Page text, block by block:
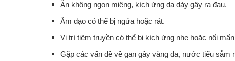
Ăn không ngon miệng, kích ứng dạ dày gây ra đau.
Âm đạo có thể bị ngứa hoặc rát.
Vị trí tiêm truyền có thể bị kích ứng nhẹ hoặc nổi
Gặp các vấn đề về gan gây vàng da, nước tiểu sẫm